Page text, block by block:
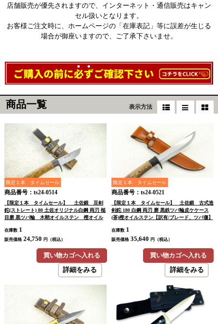
店舗販売が優先されますので、インターネット・通信販売はキャン
セル扱いとなります。
お客様ご注文時に、ホームページの「在庫表記」等に誤差が生じる
場合が御座いますので、ご了承下さいませ。
商品一覧 表示方法
限定１本 タイムセール
商品番号：ts24-0514
【限定１本 タイムセール】 土佐鍛 豆剣
鉈(ストレート) 80 土佐オリジナル白鋼 両刃 槌
目磨 黒ツバ輪 木鞘オイルステン 樫オイル
有 ノークレームノーリターン：承諾の上注
文】
在庫数 1
販売価格 24,750 円（税込）
買い物カゴへ入れる
詳細をみる
限定１本 タイムセール
商品番号：ts24-0521
【限定１本 タイムセール】 土佐鍛 古式造
剣鉈 180 白鋼 両刃 磨 黒鉄ツバ輪皮ケケース
(茶)樫オイルステン【訳有/ブレード、ツバ傷】
諾の上購入】
在庫数 1
販売価格 35,640 円（税込）
買い物カゴへ入れる
詳細をみる